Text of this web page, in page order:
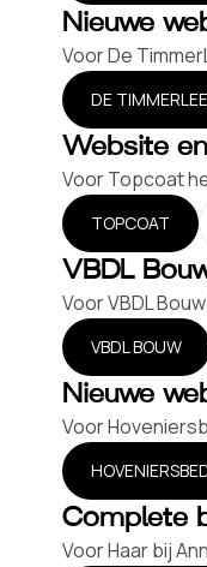
Nieuwe
Voor De
DE
Website
Voor Topcoat
TOPCOAT
VBDL
Voor VBDL
VBDL BOUW
Nieuwe
Voor
Complete
Voor Haar bij